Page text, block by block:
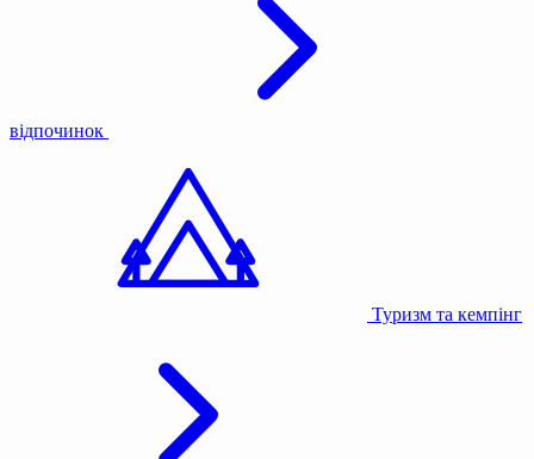
відпочинок
Туризм та кемпінг